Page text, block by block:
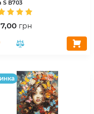
S В703
грн